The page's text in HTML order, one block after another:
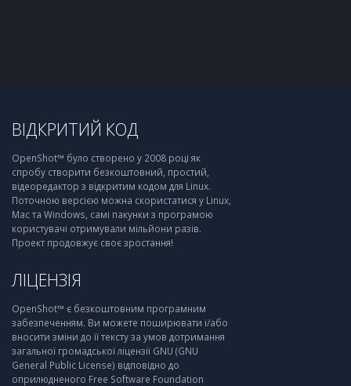
ВІДКРИТИЙ КОД
OpenShot™ було створено у 2008 році як
спробу створити безкоштовний, простий,
відеоредактор з відкритим кодом для Linux.
Поточною версією можна скористатися у Linux,
Mac та Windows, самі пакунки з програмою
користувачі отримували мільйони разів.
Проект продовжує своє зростання!
ЛІЦЕНЗІЯ
OpenShot™ є безкоштовним програмним
забезпеченням. Ви можете поширювати і/або
вносити зміни до її тексту за умов дотримання
загальної громадської ліцензії GNU (GNU
General Public License) відповідно до
оприлюдненого Free Software Foundation